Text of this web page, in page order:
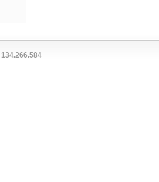
134.266.584